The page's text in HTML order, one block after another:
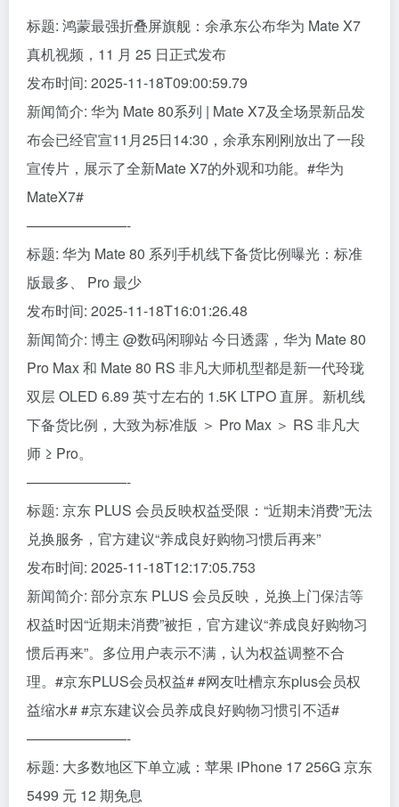
标题: 鸿蒙最强折叠屏旗舰：余承东公布华为 Mate X7
真机视频，11 月 25 日正式发布
发布时间: 2025-11-18T09:00:59.79
新闻简介: 华为 Mate 80系列 | Mate X7及全场景新品发
布会已经官宣11月25日14:30，余承东刚刚放出了一段
宣传片，展示了全新Mate X7的外观和功能。#华为
MateX7#
———————-
标题: 华为 Mate 80 系列手机线下备货比例曝光：标准
版最多、 Pro 最少
发布时间: 2025-11-18T16:01:26.48
新闻简介: 博主 @数码闲聊站 今日透露，华为 Mate 80
Pro Max 和 Mate 80 RS 非凡大师机型都是新一代玲珑
双层 OLED 6.89 英寸左右的 1.5K LTPO 直屏。新机线
下备货比例，大致为标准版 ＞ Pro Max ＞ RS 非凡大
师 ≥ Pro。
———————-
标题: 京东 PLUS 会员反映权益受限：“近期未消费”无法
兑换服务，官方建议“养成良好购物习惯后再来”
发布时间: 2025-11-18T12:17:05.753
新闻简介: 部分京东 PLUS 会员反映，兑换上门保洁等
权益时因“近期未消费”被拒，官方建议“养成良好购物习
惯后再来”。多位用户表示不满，认为权益调整不合
理。#京东PLUS会员权益# #网友吐槽京东plus会员权
益缩水# #京东建议会员养成良好购物习惯引不适#
———————-
标题: 大多数地区下单立减：苹果 iPhone 17 256G 京东
5499 元 12 期免息